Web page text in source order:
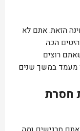
הזאת. אתם לא
הכה
רוצים
מעמד במשך שנים
חסרת